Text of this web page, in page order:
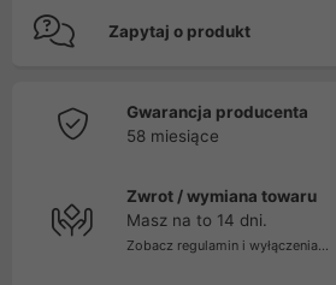
Zapytaj o produkt
Gwarancja producenta
58 miesiące
Zwrot / wymiana towaru
Masz na to 14 dni.
Zobacz regulamin i wyłączenia...